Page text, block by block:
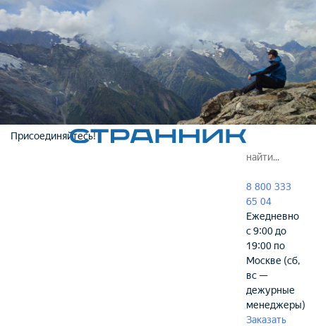
Присоединяйтесь!
8 800 333
65 04
Ежедневно
с 9:00 до
19:00 по
Москве (сб,
вс —
дежурные
менеджеры)
Заказать